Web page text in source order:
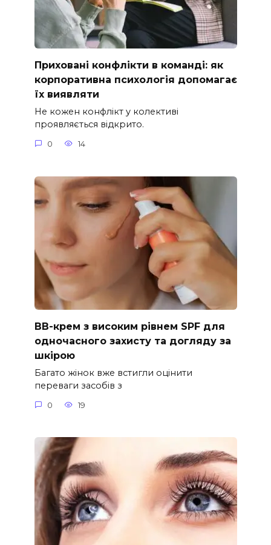
Приховані конфлікти в команді: як
корпоративна психологія допомагає
їх виявляти
Не кожен конфлікт у колективі
проявляється відкрито.
0 14
ВВ-крем з високим рівнем SPF для
одночасного захисту та догляду за
шкірою
Багато жінок вже встигли оцінити
переваги засобів з
0 19